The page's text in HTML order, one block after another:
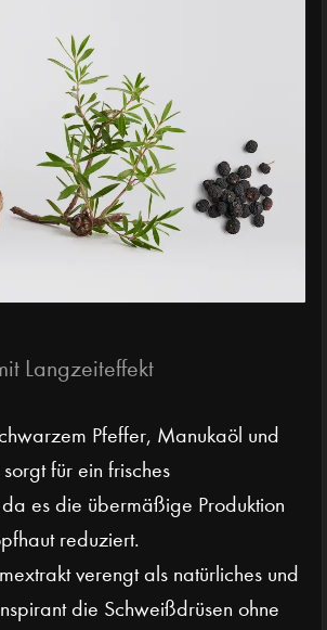
Langzeiteffekt
Pfeffer, Manukaöl und
für ein frisches
es die übermäßige Produktion
reduziert.
verengt als natürliches und
die Schweißdrüsen ohne